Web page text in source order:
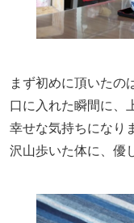
まず初めに頂いたの
口に入れた瞬間に、
幸せな気持ちになり
沢山歩いた体に、優